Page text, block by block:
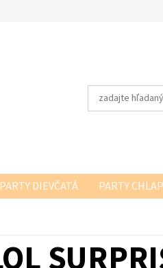
PARTY DIEVČATÁ
PARTY